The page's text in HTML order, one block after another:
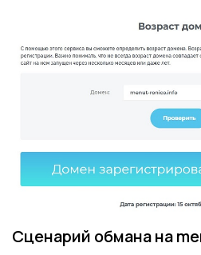
Сценарий обмана на